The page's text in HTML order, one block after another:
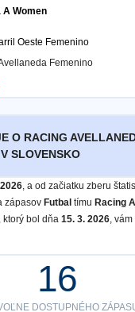
A Women
Oeste Femenino
Femenino
O RACING
SLOVENSKO
, a od začiatku zberu
zápasov Futbal tímu Racing
, ktorý bol dňa 15. 3. 2026,
16
DOSTUPNÉHO